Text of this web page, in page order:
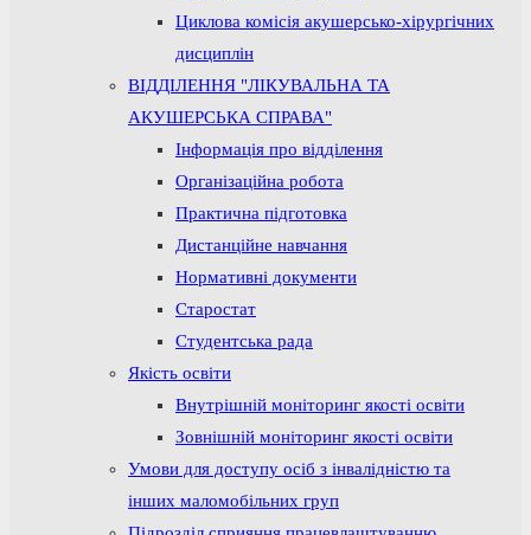
Циклова комісія акушерсько-хірургічних
дисциплін
ВІДДІЛЕННЯ "ЛІКУВАЛЬНА ТА
АКУШЕРСЬКА СПРАВА"
Інформація про відділення
Організаційна робота
Практична підготовка
Дистанційне навчання
Нормативні документи
Старостат
Студентська рада
Якість освіти
Внутрішній моніторинг якості освіти
Зовнішній моніторинг якості освіти
Умови для доступу осіб з інвалідністю та
інших маломобільних груп